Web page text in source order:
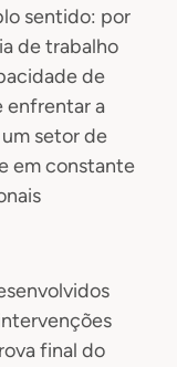
sentido: por
de trabalho
de
enfrentar a
setor de
em constante
final do